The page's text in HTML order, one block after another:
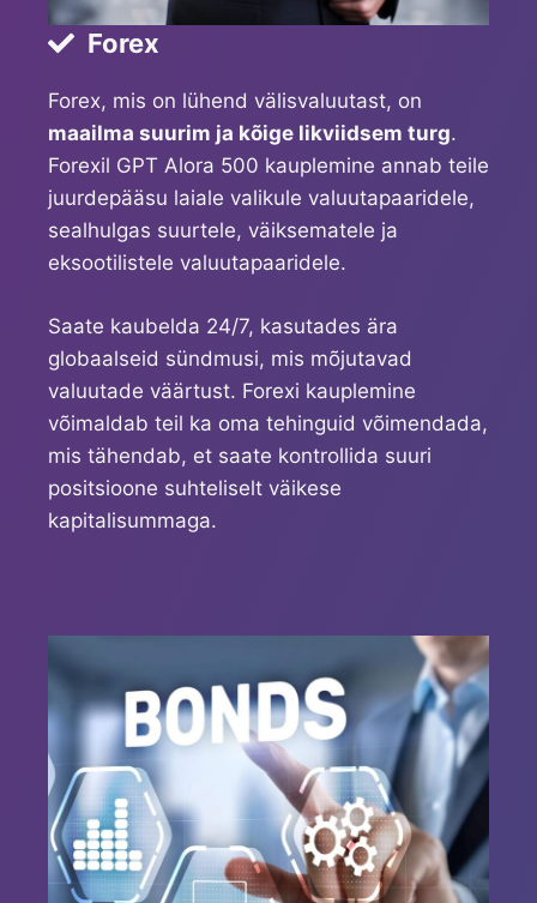
Forex
Forex, mis on lühend välisvaluutast, on
maailma suurim ja kõige likviidsem turg.
Forexil GPT Alora 500 kauplemine annab teile
juurdepääsu laiale valikule valuutapaaridele,
sealhulgas suurtele, väiksematele ja
eksootilistele valuutapaaridele.
Saate kaubelda 24/7, kasutades ära
globaalseid sündmusi, mis mõjutavad
valuutade väärtust. Forexi kauplemine
võimaldab teil ka oma tehinguid võimendada,
mis tähendab, et saate kontrollida suuri
positsioone suhteliselt väikese
kapitalisummaga.